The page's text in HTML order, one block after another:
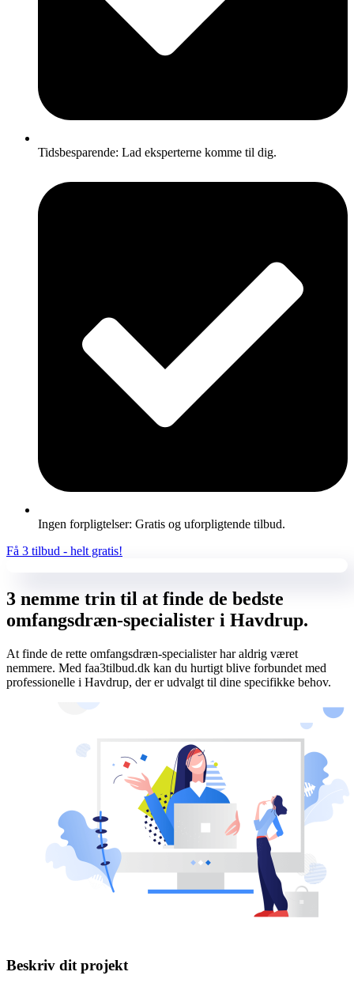
Tidsbesparende: Lad eksperterne komme til dig.
Ingen forpligtelser: Gratis og uforpligtende tilbud.
Få 3 tilbud - helt gratis!
3 nemme trin til at finde de bedste
omfangsdræn-specialister i Havdrup.
At finde de rette omfangsdræn-specialister har aldrig været
nemmere. Med faa3tilbud.dk kan du hurtigt blive forbundet med
professionelle i Havdrup, der er udvalgt til dine specifikke behov.
Beskriv dit projekt